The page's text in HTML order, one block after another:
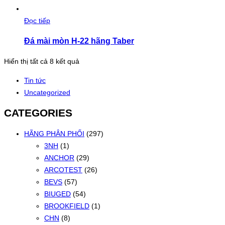
Đọc tiếp
Đá mài mòn H-22 hãng Taber
Hiển thị tất cả 8 kết quả
Tin tức
Uncategorized
CATEGORIES
HÃNG PHÂN PHỐI (297)
3NH (1)
ANCHOR (29)
ARCOTEST (26)
BEVS (57)
BIUGED (54)
BROOKFIELD (1)
CHN (8)